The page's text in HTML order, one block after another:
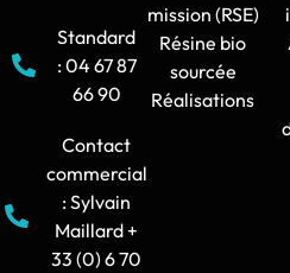
Standard
: 04 67 87
66 90
Contact
commercial
: Sylvain
Maillard +
33 (0) 6 70
mission (RSE)
Résine bio
sourcée
Réalisations